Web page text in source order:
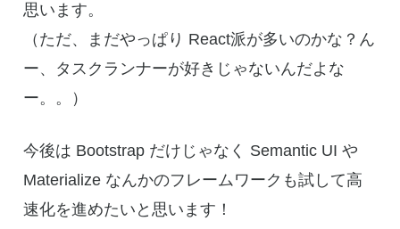
思います。
（ただ、まだやっぱり React派が多いのかな？ん
ー、タスクランナーが好きじゃないんだよな
ー。。）
今後は Bootstrap だけじゃなく Semantic UI や
Materialize なんかのフレームワークも試して高
速化を進めたいと思います！